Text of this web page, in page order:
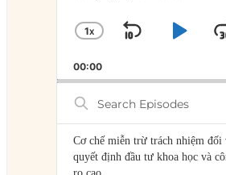
CHANGE
RATE
1X
SKIP
00:00
Search
Episodes
Cơ chế miễn trừ trách nhiệm đối
quyết định đầu tư khoa học và